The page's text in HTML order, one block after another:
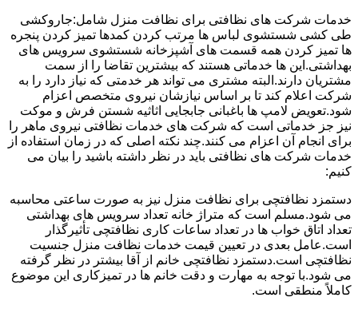
خدمات شرکت های نظافتی برای نظافت منزل شامل:جاروکشی
طی کشی شستشوی لباس ها مرتب کردن کمدها تمیز کردن پنجره
ها تمیز کردن همه قسمت های آشپزخانه شستشوی سرویس های
بهداشتی.این ها خدماتی هستند که بیشترین تقاضا را از سمت
مشتریان دارند.البته مشتری می تواند هر خدمتی که نیاز دارد را به
شرکت اعلام کند تا بر اساس نیازشان نیروی متخصص اعزام
شود.تعویض لامپ ها باغبانی جابجایی اثاثیه شستن فرش و موکت
نیز جز خدماتی است که شرکت های خدمات نظافتی نیروی ماهر را
برای انجام آن اعزام می کنند.چند نکته اصلی که در زمان استفاده از
خدمات شرکت های نظافتی باید در نظر داشته باشید را بیان می
کنیم:
دستمزد نظافتچی برای نظافت منزل نیز به صورت ساعتی محاسبه
می شود.مسلم است که متراژ خانه تعداد سرویس های بهداشتی
تعداد اتاق خواب ها در تعداد ساعات کاری نظافتچی تأثیرگذار
است.عامل بعدی در تعیین قیمت خدمات نظافت منزل جنسیت
نظافتچی است.دستمزد نظافتچی خانم از آقا بیشتر در نظر گرفته
می شود.با توجه به مهارت و دقت خانم ها در تمیزکاری این موضوع
کاملاً منطقی است.